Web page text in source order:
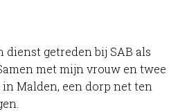
dienst getreden bij SAB als
met mijn vrouw en twee
Malden, een dorp net ten